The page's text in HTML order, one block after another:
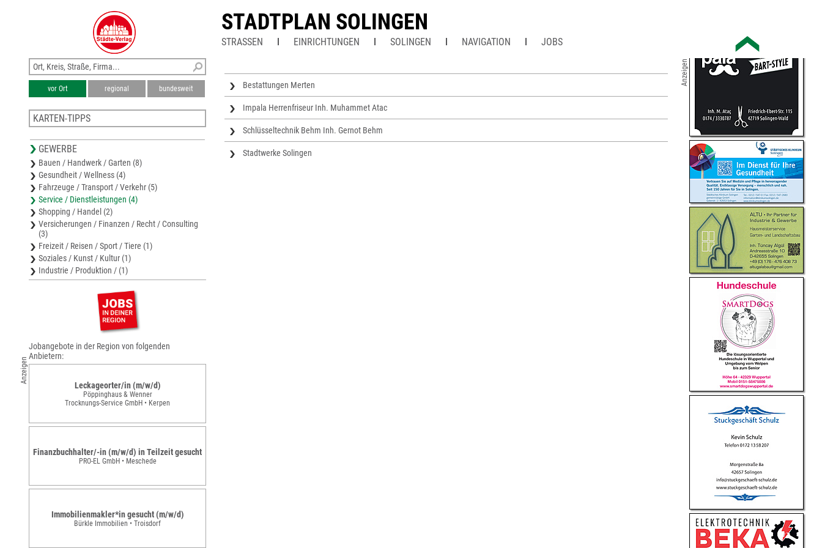
STADTPLAN SOLINGEN
STRASSEN EINRICHTUNGEN SOLINGEN NAVIGATION JOBS
Bestattungen Merten
Impala Herrenfriseur Inh. Muhammet Atac
Schlüsseltechnik Behm Inh. Gernot Behm
Stadtwerke Solingen
vor Ort regional bundesweit
KARTEN-TIPPS
Stadtplan Remscheid
Karte Wuppertal
Stadtplan Burscheid
Stadtplan Leichlingen
GEWERBE
Bauen / Handwerk / Garten (8)
Gesundheit / Wellness (4)
Fahrzeuge / Transport / Verkehr (5)
Service / Dienstleistungen (4)
Shopping / Handel (2)
Versicherungen / Finanzen / Recht / Consulting
(3)
Freizeit / Reisen / Sport / Tiere (1)
Soziales / Kunst / Kultur (1)
Industrie / Produktion / (1)
Anzeigen
Jobangebote in der Region von folgenden
Anbietern:
Leckageorter/in (m/w/d)
Pöppinghaus & Wenner
Trocknungs-Service GmbH • Kerpen
Finanzbuchhalter/-in (m/w/d) in Teilzeit gesucht
PRO-EL GmbH • Meschede
Immobilienmakler*in gesucht (m/w/d)
Bürkle Immobilien • Troisdorf
Anzeigen